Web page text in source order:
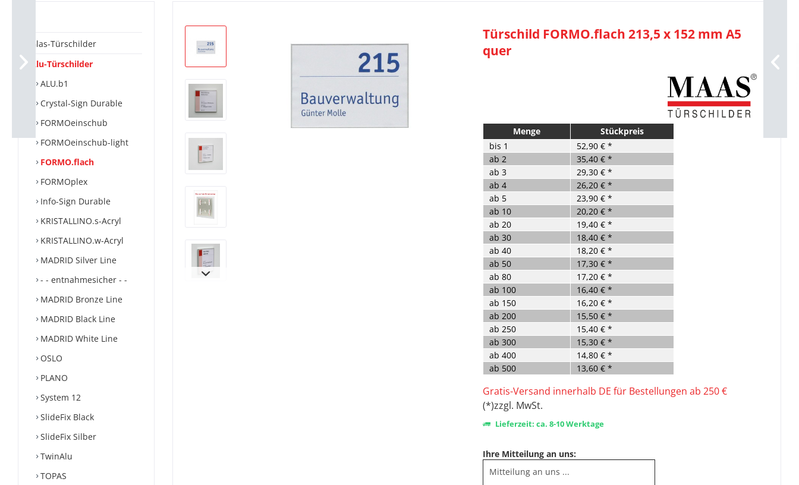
Glas-Türschilder
Alu-Türschilder
ALU.b1
Crystal-Sign Durable
FORMOeinschub
FORMOeinschub-light
FORMO.flach
FORMOplex
Info-Sign Durable
KRISTALLINO.s-Acryl
KRISTALLINO.w-Acryl
MADRID Silver Line
- - entnahmesicher - -
MADRID Bronze Line
MADRID Black Line
MADRID White Line
OSLO
PLANO
System 12
SlideFix Black
SlideFix Silber
TwinAlu
TOPAS
Türschild FORMO.flach 213,5 x 152 mm A5
quer
Menge
Stückpreis
bis 1
52,90 € *
ab 2
35,40 € *
ab 3
29,30 € *
ab 4
26,20 € *
ab 5
23,90 € *
ab 10
20,20 € *
ab 20
19,40 € *
ab 30
18,40 € *
ab 40
18,20 € *
ab 50
17,30 € *
ab 80
17,20 € *
ab 100
16,40 € *
ab 150
16,20 € *
ab 200
15,50 € *
ab 250
15,40 € *
ab 300
15,30 € *
ab 400
14,80 € *
ab 500 13,60 € *
Gratis-Versand innerhalb DE für Bestellungen ab 250 €
(*)zzgl. MwSt.
Lieferzeit: ca. 8-10 Werktage
Ihre Mitteilung an uns: